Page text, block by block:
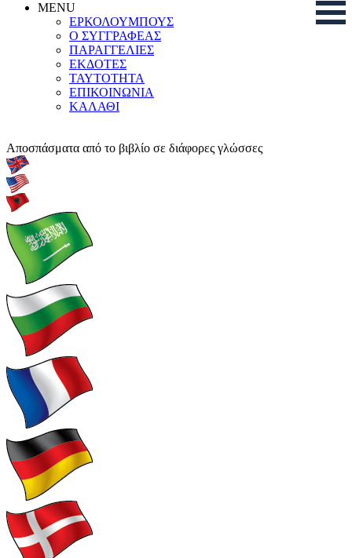
MENU
ΕΡΚΟΛΟΥΜΠΟΥΣ
Ο ΣΥΓΓΡΑΦΕΑΣ
ΠΑΡΑΓΓΕΛΙΕΣ
ΕΚΔΟΤΕΣ
ΤΑΥΤΟΤΗΤΑ
ΕΠΙΚΟΙΝΩΝΙΑ
ΚΑΛΑΘΙ
Αποσπάσματα από το βιβλίο σε διάφορες γλώσσες